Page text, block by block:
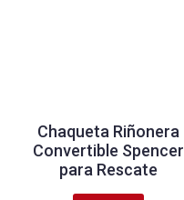
Chaqueta Riñonera
Convertible Spencer
para Rescate